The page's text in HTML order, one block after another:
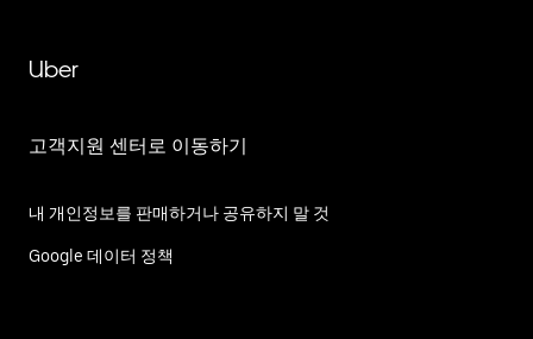
Uber
고객지원 센터로 이동하기
내 개인정보를 판매하거나 공유하지 말 것
Google 데이터 정책